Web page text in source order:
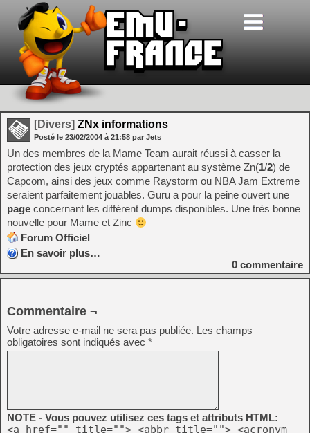
[Divers] ZNx informations
Posté le 23/02/2004 à 21:58 par Jets
Un des membres de la Mame Team aurait réussi à casser la
protection des jeux cryptés appartenant au système Zn(1/2) de
Capcom, ainsi des jeux comme Raystorm ou NBA Jam Extreme
seraient parfaitement jouables. Guru a pour la peine ouvert une
page concernant les différent dumps disponibles. Une très bonne
nouvelle pour Mame et Zinc
Forum Officiel
En savoir plus…
0 commentaire
Commentaire ¬
Votre adresse e-mail ne sera pas publiée. Les champs
obligatoires sont indiqués avec *
NOTE - Vous pouvez utilisez ces tags et attributs HTML:
<a href="" title=""> <abbr title=""> <acronym